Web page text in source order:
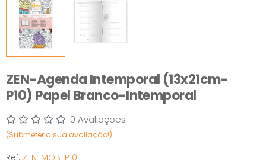
ZEN-Agenda Intemporal (13x21cm-
P10) Papel Branco-Intemporal
0 Avaliações
(Submeter a sua avaliação!)
Ref. ZEN-MOB-P10